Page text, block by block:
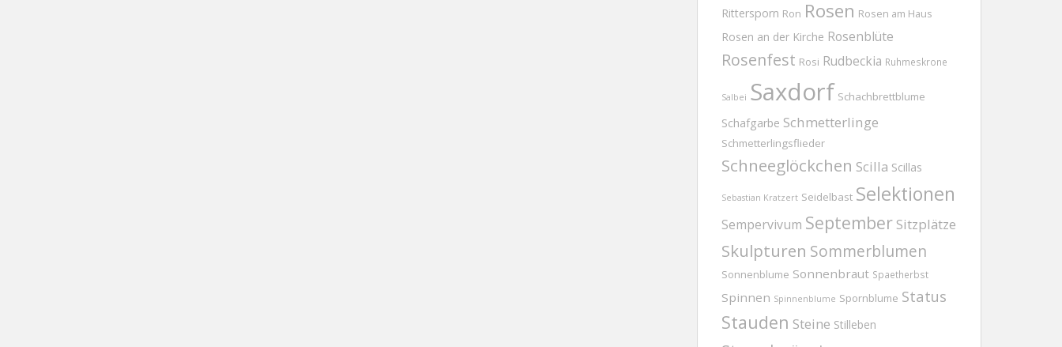
Rittersporn Ron Rosen Rosen am Haus
Rosen an der Kirche Rosenblüte
Rosenfest Rosi Rudbeckia Ruhmeskrone
Salbei Saxdorf Schachbrettblume
Schafgarbe Schmetterlinge
Schmetterlingsflieder
Schneeglöckchen Scilla Scillas
Sebastian Kratzert Seidelbast Selektionen
Sempervivum September Sitzplätze
Skulpturen Sommerblumen
Sonnenblume Sonnenbraut Spaetherbst
Spinnen Spinnenblume Spornblume Status
Stauden Steine Stilleben